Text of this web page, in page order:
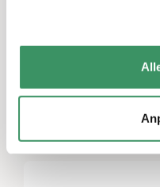
​Die für dich